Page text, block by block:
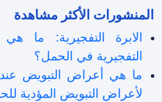
المنشورات الأكثر مشاهدة
الابرة التفجيرية: ما
التفجيرية في الحمل؟
ما هي أعراض التبويض
لأعراض التبويض المؤدية